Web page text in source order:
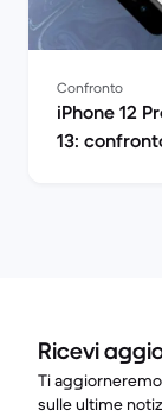
Confronto
iPhone 12
13:
Ricevi
Ti
sulle ultime